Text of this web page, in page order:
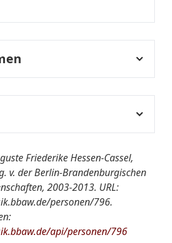
Auguste Friederike
Ehrenmitglied der
Akademie der Künste.
1812
Beteiligung an der
Ausstellung der AdK.
Friederike Hessen-Cassel,
v. der Berlin-Brandenburgischen
2003-2013. URL:
personen/796.
api/personen/796